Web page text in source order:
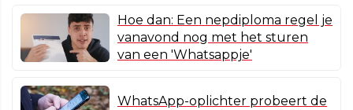
Hoe dan: Een nepdiploma regel je
vanavond nog met het sturen
van een 'Whatsappje'
WhatsApp-oplichter probeert de